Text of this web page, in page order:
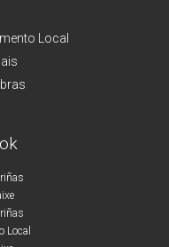
Local
Local